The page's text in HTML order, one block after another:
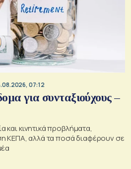
07:12
για συνταξιούχους –
κινητικά προβλήματα,